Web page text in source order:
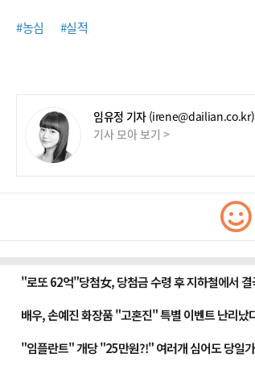
#농심 #실적
임유정 기자 (irene@dailian.co.kr)
기사 모아 보기 >